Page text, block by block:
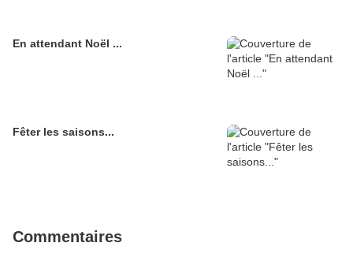
En attendant Noël ...
Fêter les saisons...
Commentaires